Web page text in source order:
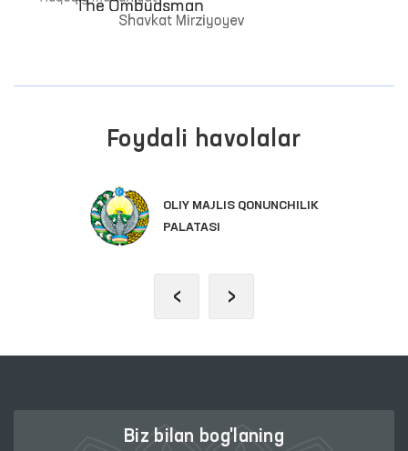
Foydali havolalar
OLIY MAJLIS QONUNCHILIK
PALATASI
‹ ›
Biz bilan bog'laning